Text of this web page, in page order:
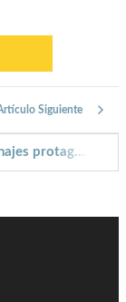
Siguiente
Los personajes protagonistas de La canción de Hands